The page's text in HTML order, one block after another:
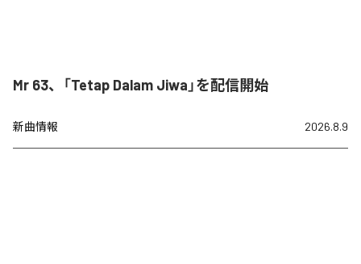
Mr 63、「Tetap Dalam Jiwa」を配信開始
新曲情報 2026.8.9